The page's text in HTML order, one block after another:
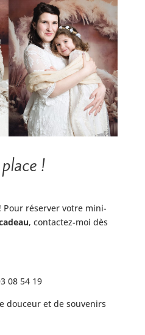
!
Pour réserver votre mini-
, contactez-moi dès
08 54 19
douceur et de souvenirs